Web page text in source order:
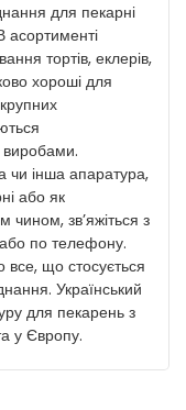
для пекарні
асортименті
тортів, еклерів,
хороші для
виробами.
чи інша апаратура,
або як
чином, зв’яжіться з
по телефону.
все, що стосується
Український
для пекарень з
у Європу.